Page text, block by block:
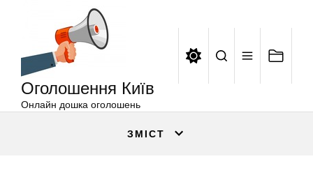
Оголошення Київ
Онлайн дошка оголошень
ЗМІСТ